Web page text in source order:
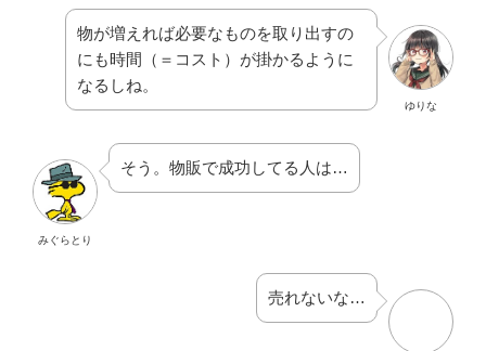
ゆりな
物が増えれば必要なものを取り出すの
にも時間（＝コスト）が掛かるように
なるしね。
みぐらとり
そう。物販で成功してる人は…
売れないな…